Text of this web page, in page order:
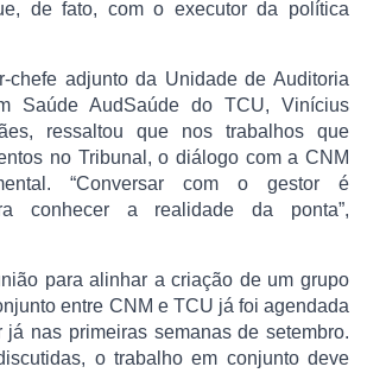
de fato, com o executor da política
chefe adjunto da Unidade de Auditoria
Saúde AudSaúde do TCU, Vinícius
ressaltou que nos trabalhos que
no Tribunal, o diálogo com a CNM
“Conversar com o gestor é
conhecer a realidade da ponta”,
para alinhar a criação de um grupo
entre CNM e TCU já foi agendada
já nas primeiras semanas de setembro.
o trabalho em conjunto deve